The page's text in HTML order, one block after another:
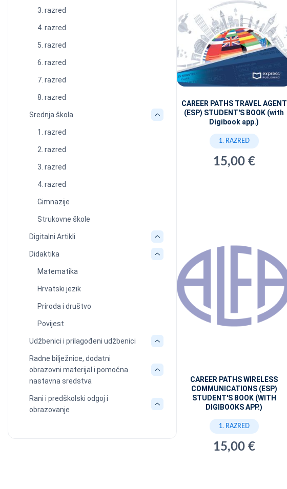
3. razred
4. razred
5. razred
6. razred
7. razred
8. razred
Srednja škola
1. razred
2. razred
3. razred
4. razred
Gimnazije
Strukovne škole
Digitalni Artikli
Didaktika
Matematika
Hrvatski jezik
Priroda i društvo
Povijest
Udžbenici i prilagođeni udžbenici
Radne bilježnice, dodatni
obrazovni materijal i pomoćna
nastavna sredstva
Rani i predškolski odgoj i
obrazovanje
CAREER PATHS TRAVEL AGENT
(ESP) STUDENT'S BOOK (with
Digibook app.)
1. RAZRED
15,00 €
CAREER PATHS WIRELESS
COMMUNICATIONS (ESP)
STUDENT'S BOOK (WITH
DIGIBOOKS APP.)
1. RAZRED
15,00 €